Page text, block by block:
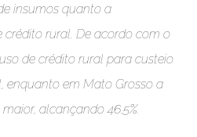
insumos quanto a
crédito rural. De acordo com o
de crédito rural para custeio
enquanto em Mato Grosso a
alcançando 46,5%.